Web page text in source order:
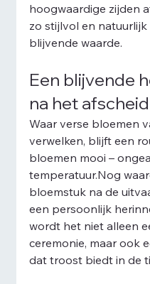
hoogwaardige zijden
zo stijlvol en natuurlijk
blijvende waarde.
Een blijvende
na het afscheid
Waar verse bloemen
verwelken, blijft een
bloemen mooi –
temperatuur.Nog
bloemstuk na de
een persoonlijk
wordt het niet alleen
ceremonie, maar ook
dat troost biedt in de